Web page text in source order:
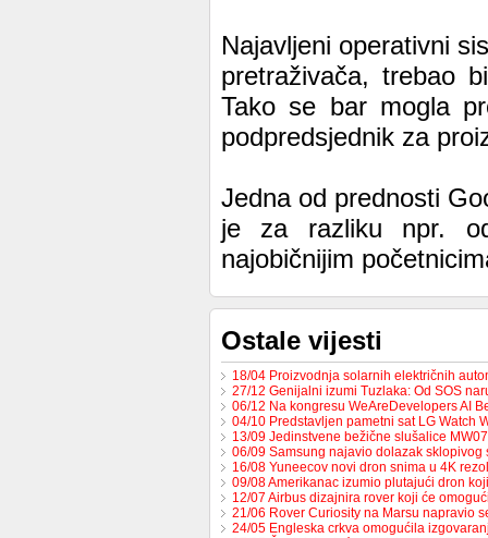
Najavljeni operativni
pretraživača, trebao
Tako se bar mogla
podpredsjednik za
Jedna od prednosti
je za razliku npr.
najobičnijim
Ostale vijesti
18/04 Proizvodnja solarnih električnih
27/12 Genijalni izumi Tuzlaka: Od SOS
06/12 Na kongresu WeAreDevelopers AI
04/10 Predstavljen pametni sat LG Watch
13/09 Jedinstvene bežične slušalice
06/09 Samsung najavio dolazak sklopivog
16/08 Yuneecov novi dron snima u 4K
09/08 Amerikanac izumio plutajući dron
12/07 Airbus dizajnira rover koji će
21/06 Rover Curiosity na Marsu napravio
24/05 Engleska crkva omogućila